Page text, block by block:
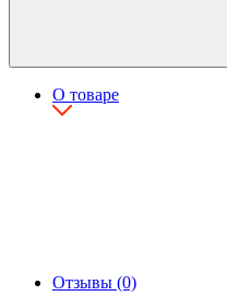
О товаре
Отзывы (0)